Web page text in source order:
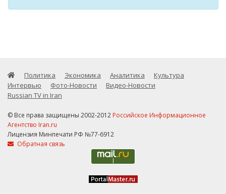
Политика Экономика Аналитика
Культура
Интервью
Фото-Новости
Видео-Новости
Russian TV in Iran
© Все права защищены 2002-2012 Российское Информационное
Агентство Iran.ru
Лицензия Минпечати РФ №77-6912
Обратная связь